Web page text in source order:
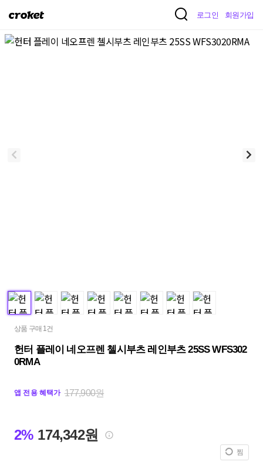
크
켓
로그인 회원가입
상품 구매 1건
헌터 플레이 네오프렌 첼시부츠 레인부츠 25SS WFS302
0RMA
앱 전용 혜택가 177,900원
2% 174,342원
찜